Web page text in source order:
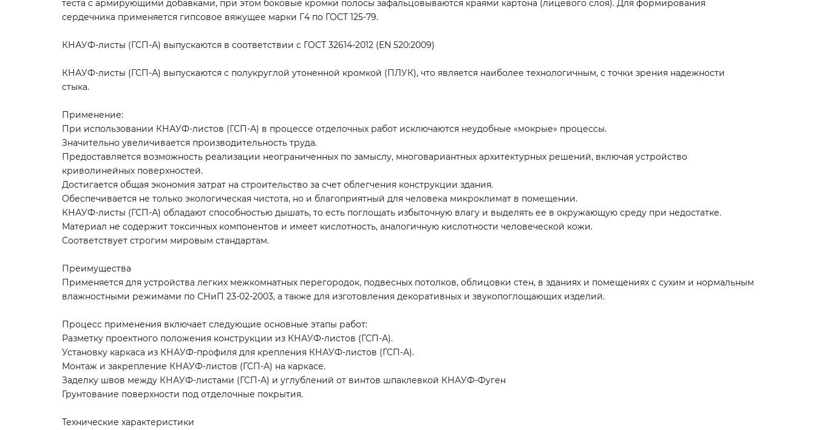
теста с армирующими добавками, при этом боковые кромки полосы зафальцовываются краями картона (лицевого слоя). Для формирования
сердечника применяется гипсовое вяжущее марки Г4 по ГОСТ 125-79.
КНАУФ-листы (ГСП-А) выпускаются в соответствии с ГОСТ 32614-2012 (EN 520:2009)
КНАУФ-листы (ГСП-А) выпускаются с полукруглой утоненной кромкой (ПЛУК), что является наиболее технологичным, с точки зрения надежности
стыка.
Применение:
При использовании КНАУФ-листов (ГСП-А) в процессе отделочных работ исключаются неудобные «мокрые» процессы.
Значительно увеличивается производительность труда.
Предоставляется возможность реализации неограниченных по замыслу, многовариантных архитектурных решений, включая устройство
криволинейных поверхностей.
Достигается общая экономия затрат на строительство за счет облегчения конструкции здания.
Обеспечивается не только экологическая чистота, но и благоприятный для человека микроклимат в помещении.
КНАУФ-листы (ГСП-А) обладают способностью дышать, то есть поглощать избыточную влагу и выделять ее в окружающую среду при недостатке.
Материал не содержит токсичных компонентов и имеет кислотность, аналогичную кислотности человеческой кожи.
Соответствует строгим мировым стандартам.
Преимущества
Применяется для устройства легких межкомнатных перегородок, подвесных потолков, облицовки стен, в зданиях и помещениях с сухим и нормальным
влажностными режимами по СНиП 23-02-2003, а также для изготовления декоративных и звукопоглощающих изделий.
Процесс применения включает следующие основные этапы работ:
Разметку проектного положения конструкции из КНАУФ-листов (ГСП-А).
Установку каркаса из КНАУФ-профиля для крепления КНАУФ-листов (ГСП-А).
Монтаж и закрепление КНАУФ-листов (ГСП-А) на каркасе.
Заделку швов между КНАУФ-листами (ГСП-А) и углублений от винтов шпаклевкой КНАУФ-Фуген
Грунтование поверхности под отделочные покрытия.
Технические характеристики